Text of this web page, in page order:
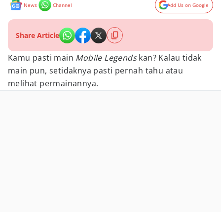
News Channel Add Us on Google
Share Article
Kamu pasti main Mobile Legendskan? Kalau tidak
main pun, setidaknya pasti pernah tahu atau
melihat permainannya.